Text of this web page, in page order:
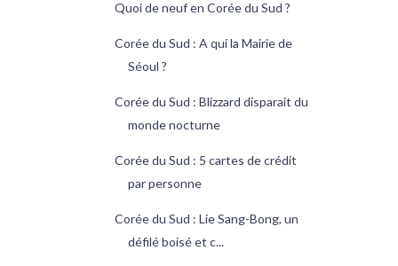
Quoi de neuf en Corée du Sud ?
Corée du Sud : A qui la Mairie de
Séoul ?
Corée du Sud : Blizzard disparait du
monde nocturne
Corée du Sud : 5 cartes de crédit
par personne
Corée du Sud : Lie Sang-Bong, un
défilé boisé et c...